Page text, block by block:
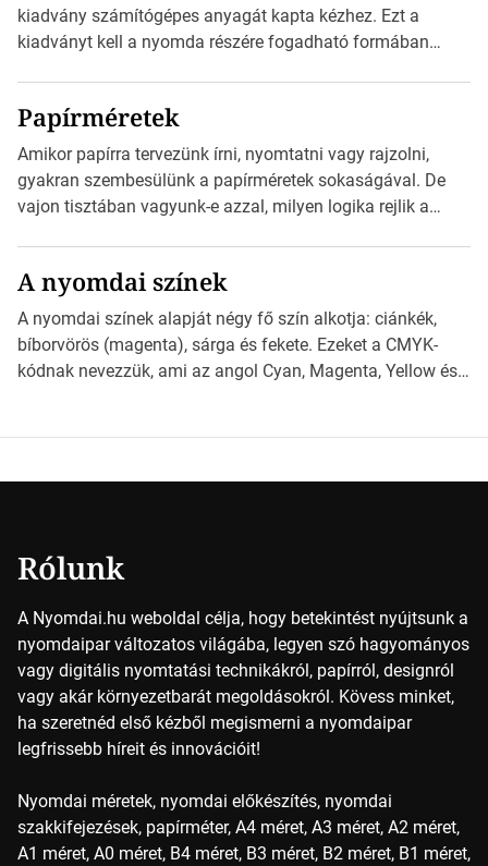
információt és átirányítja a telefon böngészőjét a cég
weblapjára. A QR-kód beolvasása után a felhasználó
kiadvány számítógépes anyagát kapta kézhez. Ezt a
kiadványt kell a nyomda részére fogadható formában
Illustratorban készült vektorgrafika. *Hirdetés Minden
esetben konzultáljunk a nyomdával, mielőtt elkezdjük a
nyomdai előkészítést!Nehogy az elkészült munka után
derüljön ki, hogy valamit másképp kellett volna csinálni! […]
Papírméretek
Amikor papírra tervezünk írni, nyomtatni vagy rajzolni,
gyakran szembesülünk a papírméretek sokaságával. De
vajon tisztában vagyunk-e azzal, milyen logika rejlik a
*Hirdetés Ebben a cikkben a papírméretek izgalmas
világába kalauzolunk el téged, hogy jobban megértsd,
milyen szempontok alapján érdemes választanod a
jövőben. Bevezetés a papírméretek világába A […]
A nyomdai színek
A nyomdai színek alapját négy fő szín alkotja: ciánkék,
bíborvörös (magenta), sárga és fekete. Ezeket a CMYK-
kódnak nevezzük, ami az angol Cyan, Magenta, Yellow és
Rólunk
A Nyomdai.hu weboldal célja, hogy betekintést nyújtsunk a
nyomdaipar változatos világába, legyen szó hagyományos
vagy digitális nyomtatási technikákról, papírról, designról
vagy akár környezetbarát megoldásokról. Kövess minket,
ha szeretnéd első kézből megismerni a nyomdaipar
legfrissebb híreit és innovációit!
Nyomdai méretek, nyomdai előkészítés, nyomdai
szakkifejezések, papírméter, A4 méret, A3 méret, A2 méret,
A1 méret, A0 méret, B4 méret, B3 méret, B2 méret, B1 méret,